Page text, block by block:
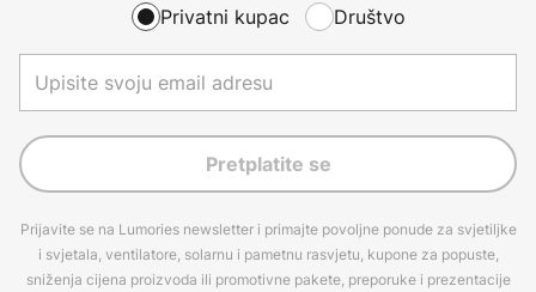
Privatni kupac Društvo
Pretplatite se
Prijavite se na Lumories newsletter i primajte povoljne ponude za svjetiljke
i svjetala, ventilatore, solarnu i pametnu rasvjetu, kupone za popuste,
sniženja cijena proizvoda ili promotivne pakete, preporuke i prezentacije